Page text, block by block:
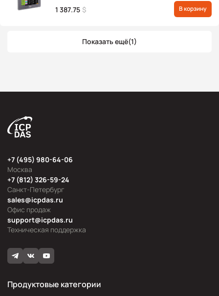
1 387.75 $ В корзину
Показать ещё(1)
Москва
+7 (495) 980-64-06
Офис продаж
sales@icpdas.ru
Санкт-Петербург
+7 (812) 326-59-24
Техническая поддержка
support@icpdas.ru
Продуктовые категории